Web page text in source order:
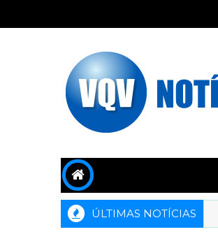
ÚLTIMAS NOTÍCIAS